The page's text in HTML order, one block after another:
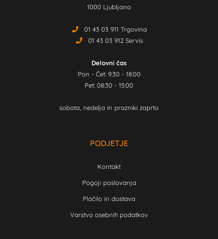
1000 Ljubljana
01 43 03 911 Trgovina
01 43 03 912 Servis
Delovni čas
Pon - Čet: 9:30 - 18:00
Pet: 08:30 - 15:00
sobota, nedelja in prazniki zaprto
PODJETJE
Kontakt
Pogoji poslovanja
Plačilo in dostava
Varstvo osebnih podatkov